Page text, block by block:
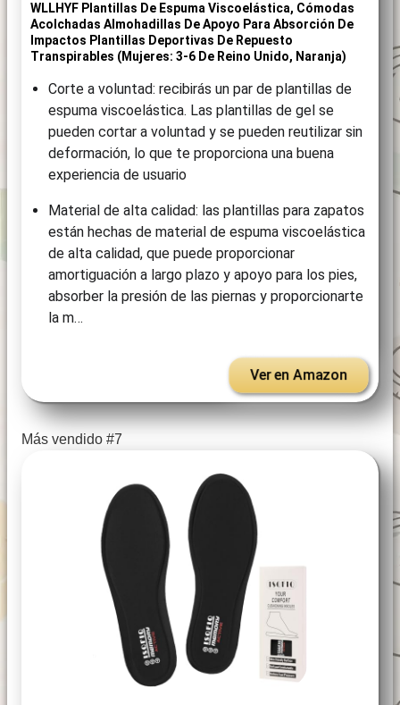
WLLHYF Plantillas De Espuma Viscoelástica, Cómodas
Acolchadas Almohadillas De Apoyo Para Absorción De
Impactos Plantillas Deportivas De Repuesto
Transpirables (mujeres: 3-6 De Reino Unido, Naranja)
Corte a voluntad: recibirás un par de plantillas de
espuma viscoelástica. Las plantillas de gel se
pueden cortar a voluntad y se pueden reutilizar sin
deformación, lo que te proporciona una buena
experiencia de usuario
Material de alta calidad: las plantillas para zapatos
están hechas de material de espuma viscoelástica
de alta calidad, que puede proporcionar
amortiguación a largo plazo y apoyo para los pies,
absorber la presión de las piernas y proporcionarte
la m…
Ver en Amazon
Más vendido #7